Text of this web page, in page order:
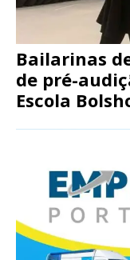
Bailarinas
de pré-
Escola